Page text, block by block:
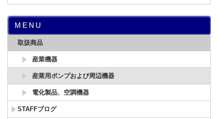
MENU
取扱商品
産業機器
産業用ポンプおよび周辺機器
電化製品、空調機器
STAFFブログ